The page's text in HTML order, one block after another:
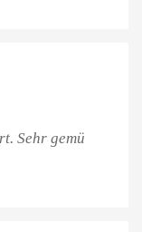
Sehr gemü